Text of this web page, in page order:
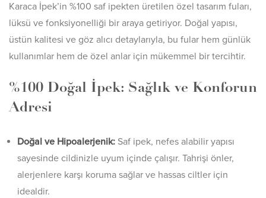
Karaca İpek’in %100 saf ipekten üretilen özel tasarım fuları,
lüksü ve fonksiyonelliği bir araya getiriyor. Doğal yapısı,
üstün kalitesi ve göz alıcı detaylarıyla, bu fular hem günlük
kullanımlar hem de özel anlar için mükemmel bir tercihtir.
%100 Doğal İpek: Sağlık ve Konforun
Adresi
Doğal ve Hipoalerjenik: Saf ipek, nefes alabilir yapısı
sayesinde cildinizle uyum içinde çalışır. Tahrişi önler,
alerjenlere karşı koruma sağlar ve hassas ciltler için
idealdir.